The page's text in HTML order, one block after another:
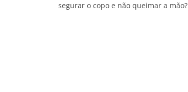
segurar o copo e não queimar a mão?